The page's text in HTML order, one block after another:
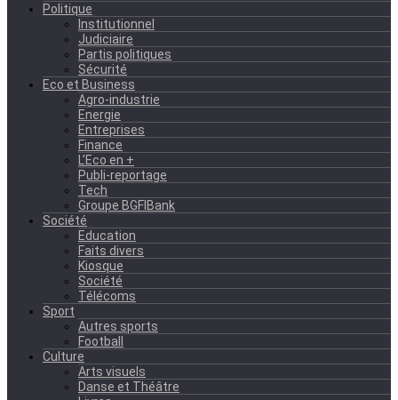
Politique
Institutionnel
Judiciaire
Partis politiques
Sécurité
Eco et Business
Agro-industrie
Energie
Entreprises
Finance
L’Eco en +
Publi-reportage
Tech
Groupe BGFIBank
Société
Education
Faits divers
Kiosque
Société
Télécoms
Sport
Autres sports
Football
Culture
Arts visuels
Danse et Théâtre